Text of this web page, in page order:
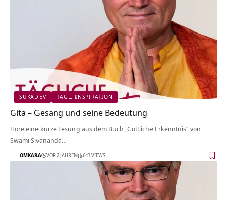
SUKADEV TÄGL. INSPIRATION
Gita – Gesang und seine Bedeutung
Höre eine kurze Lesung aus dem Buch „Göttliche Erkenntnis“ von
Swami Sivananda…
OMKARA VOR 2 JAHREN 643 VIEWS